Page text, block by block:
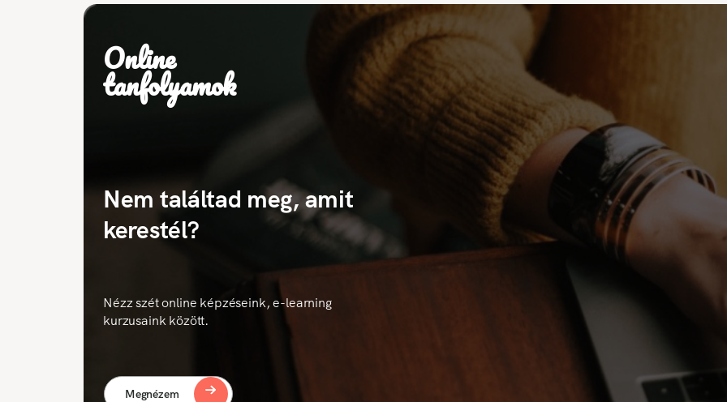
Online
tanfolyamok
Nem találtad meg, amit
kerestél?
Nézz szét online képzéseink, e-learning
kurzusaink között.
Megnézem